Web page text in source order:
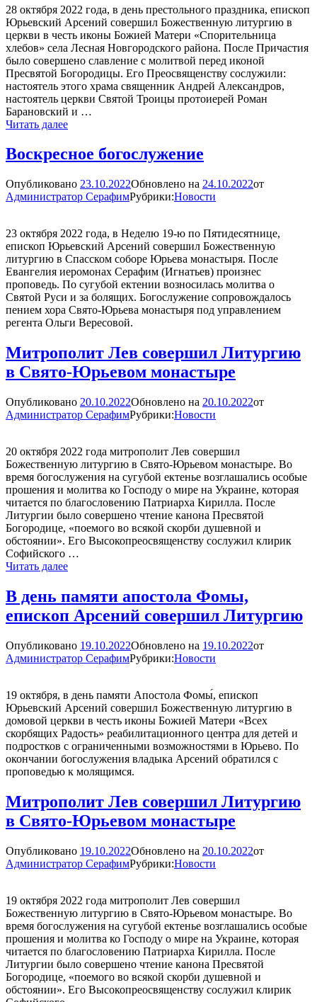
28 октября 2022 года, в день престольного праздника, епископ
Юрьевский Арсений совершил Божественную литургию в
церкви в честь иконы Божией Матери «Спорительница
хлебов» села Лесная Новгородского района. После Причастия
было совершено славление с молитвой перед иконой
Пресвятой Богородицы. Его Преосвященству сослужили:
настоятель этого храма священник Андрей Александров,
настоятель церкви Святой Троицы протоиерей Роман
Барановский и …
Читать далееПрестольный
в
селе
Воскресное богослужение
Опубликовано 23.10.2022Обновлено на 24.10.2022от
Администратор СерафимРубрики:Новости
23 октября 2022 года, в Неделю 19-ю по Пятидесятнице,
епископ Юрьевский Арсений совершил Божественную
литургию в Спасском соборе Юрьева монастыря. После
Евангелия иеромонах Серафим (Игнатьев) произнес
проповедь. По сугубой ектении возносилась молитва о
Святой Руси и за болящих. Богослужение сопровождалось
пением хора Свято-Юрьева монастыря под управлением
регента Ольги Вересовой.
Митрополит Лев совершил Литургию
в Свято-Юрьевом монастыре
Опубликовано 20.10.2022Обновлено на 20.10.2022от
Администратор СерафимРубрики:Новости
20 октября 2022 года митрополит Лев совершил
Божественную литургию в Свято-Юрьевом монастыре. Во
время богослужения на сугубой ектенье возглашались особые
прошения и молитва ко Господу о мире на Украине, которая
читается по благословению Патриарха Кирилла. После
Литургии было совершено чтение канона Пресвятой
Богородице, «поемого во всякой скорби душевной и
обстоянии». Его Высокопреосвященству сослужил клирик
Софийского …
Читать далееМитрополит
Литургию
в
Юрьевом
монастыре
В день памяти апостола Фомы,
епископ Арсений совершил Литургию
Опубликовано 19.10.2022Обновлено на 19.10.2022от
Администратор СерафимРубрики:Новости
19 октября, в день памяти Апостола Фомы́, епископ
Юрьевский Арсений совершил Божественную литургию в
домовой церкви в честь иконы Божией Матери «Всех
скорбящих Радость» реабилитационного центра для детей и
подростков с ограниченными возможностями в Юрьево. По
окончании богослужения владыка Арсений обратился с
проповедью к молящимся.
Митрополит Лев совершил Литургию
в Свято-Юрьевом монастыре
Опубликовано 19.10.2022Обновлено на 20.10.2022от
Администратор СерафимРубрики:Новости
19 октября 2022 года митрополит Лев совершил
Божественную литургию в Свято-Юрьевом монастыре. Во
время богослужения на сугубой ектенье возглашались особые
прошения и молитва ко Господу о мире на Украине, которая
читается по благословению Патриарха Кирилла. После
Литургии было совершено чтение канона Пресвятой
Богородице, «поемого во всякой скорби душевной и
обстоянии». Его Высокопреосвященству сослужил клирик